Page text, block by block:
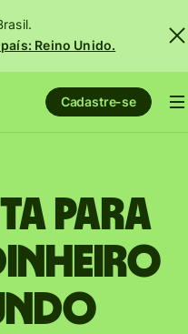
Reino Unido.
Cadastre-se
para